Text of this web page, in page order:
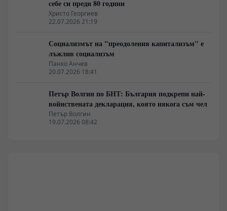
себе си преди 80 години
Христо Георгиев
22.07.2026 21:19
Социализмът на "преодоления капитализъм" е
лъжлив социализъм
Панко Анчев
20.07.2026 18:41
Петър Волгин по БНТ: България подкрепи най-
войнствената декларация, която някога съм чел
Петър Волгин
19.07.2026 08:42